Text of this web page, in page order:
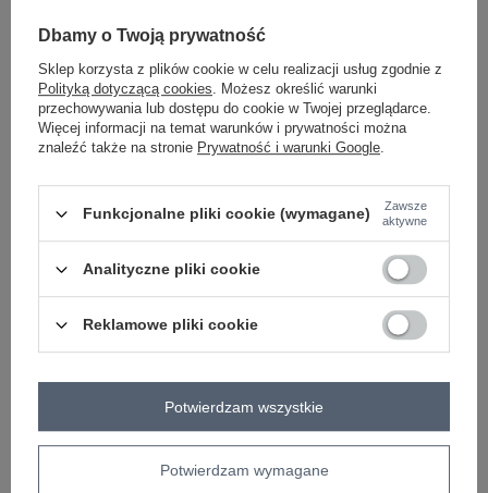
ZALOGUJ SIĘ I ZOBACZ CENĘ
Masz pytanie? Chętnie pomożemy.
Zadzwoń+48 601 547 740 Zadaj pytanie
skład materiału : 95% poliester, 5% elastan
sposób prania : pranie w pralce w 30°C
RUE PARIS
dominujący
poliester
Dbamy o Twoją prywatność
Sklep korzysta z plików cookie w celu realizacji usług zgodnie z
Polityką dotyczącą cookies. Możesz określić warunki
przechowywania lub dostępu do cookie w Twojej przeglądarce.
Więcej informacji na temat warunków i prywatności można
znaleźć także na stronie Prywatność i warunki Google.
Funkcjonalne pliki cookie (wymagane)
Zawsze
aktywne
Analityczne pliki cookie
Reklamowe pliki cookie
Potwierdzam wymagane
Potwierdzam wszystkie